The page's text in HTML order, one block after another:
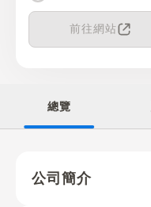
前往網站
總覽
公司簡介